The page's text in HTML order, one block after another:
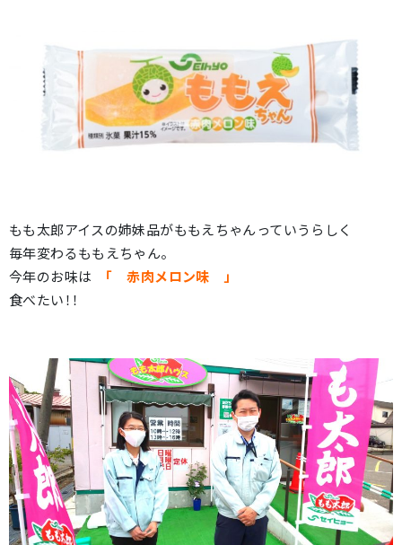
もも太郎アイスの姉妹品がももえちゃんっていうらしく
毎年変わるももえちゃん。
今年のお味は 「 赤肉メロン味 」
食べたい！！